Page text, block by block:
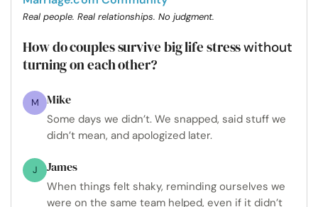
Real people. Real relationships. No judgment.
How do couples survive big life stresswithout
turning on each other?
M Mike
Some days we didn’t. We snapped, said stuff we
didn’t mean, and apologized later.
J James
When things felt shaky, reminding ourselves we
were on the same team helped, even if it didn’t